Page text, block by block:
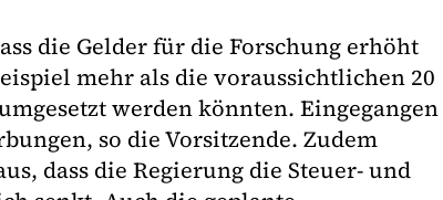
die Gelder für die Forschung erhöht
mehr als die voraussichtlichen 20
werden könnten. Eingegangen
so die Vorsitzende. Zudem
dass die Regierung die Steuer- und